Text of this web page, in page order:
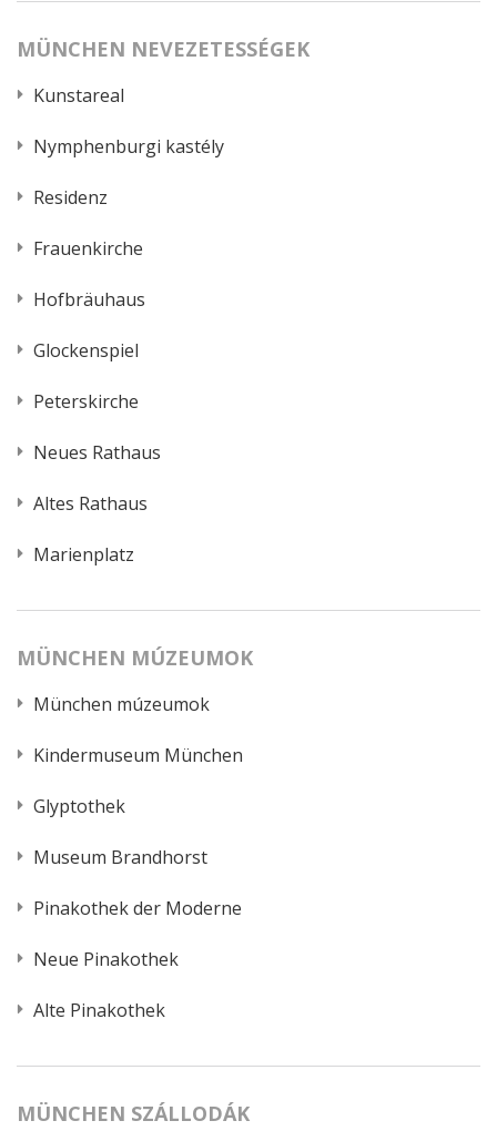
MÜNCHEN NEVEZETESSÉGEK
Kunstareal
Nymphenburgi kastély
Residenz
Frauenkirche
Hofbräuhaus
Glockenspiel
Peterskirche
Neues Rathaus
Altes Rathaus
Marienplatz
MÜNCHEN MÚZEUMOK
München múzeumok
Kindermuseum München
Glyptothek
Museum Brandhorst
Pinakothek der Moderne
Neue Pinakothek
Alte Pinakothek
MÜNCHEN SZÁLLODÁK